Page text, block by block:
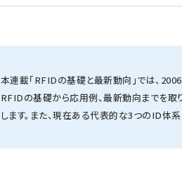
本連載「RFIDの基礎と最新動向」では、
RFIDの基礎から応用例、最新動向までを取
します。また、現在ある代表的な3つのID体系